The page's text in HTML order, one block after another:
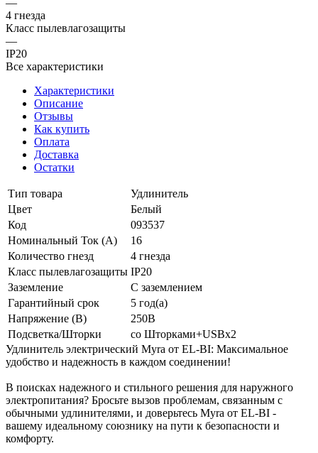
—
4 гнезда
Класс пылевлагозащиты
—
IP20
Все характеристики
Характеристики
Описание
Отзывы
Как купить
Оплата
Доставка
Остатки
Тип товара
Удлинитель
Цвет
Белый
Код
093537
Номинальный Ток (A)
16
Количество гнезд
4 гнезда
Класс пылевлагозащиты IP20
Заземление
С заземлением
Гарантийный срок
5 год(а)
Напряжение (В)
250В
Подсветка/Шторки
со Шторками+USBх2
Удлинитель электрический Myra от EL-BI: Максимальное
удобство и надежность в каждом соединении!
В поисках надежного и стильного решения для наружного
электропитания? Бросьте вызов проблемам, связанным с
обычными удлинителями, и доверьтесь Myra от EL-BI -
вашему идеальному союзнику на пути к безопасности и
комфорту.